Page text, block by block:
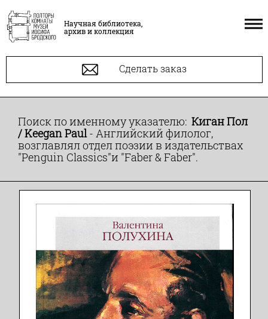
Научная библиотека,
архив и коллекция
Сделать заказ
Поиск по именному указателю: Киган Пол
/ Keegan Paul- Английский филолог,
возглавлял отдел поэзии в издательствах
"Penguin Classics"и "Faber & Faber".